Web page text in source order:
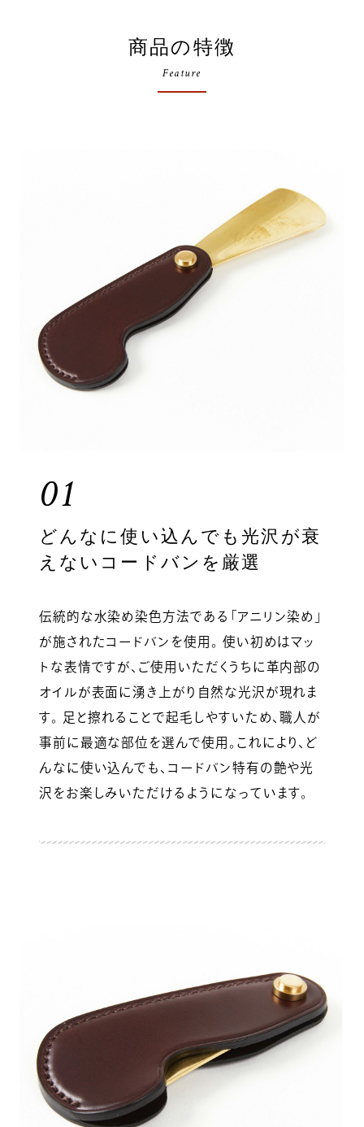
商品の特徴
Feature
01
どんなに使い込んでも光沢が衰
えないコードバンを厳選
伝統的な水染め染色方法である「アニリン染め」
が施されたコードバンを使用。 使い初めはマッ
トな表情ですが、ご使用いただくうちに革内部の
オイルが表面に湧き上がり自然な光沢が現れま
す。 足と擦れることで起毛しやすいため、職人が
事前に最適な部位を選んで使用。これにより、ど
んなに使い込んでも、コードバン特有の艶や光
沢をお楽しみいただけるようになっています。